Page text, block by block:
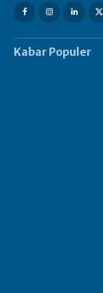
Kabar Populer